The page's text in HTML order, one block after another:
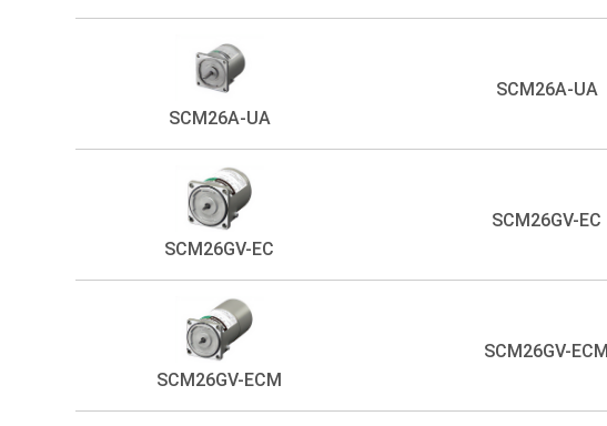
SCM26A-UA
SCM26A-UA
SCM26GV-EC
SCM26GV-EC
SCM26GV-ECM
SCM26GV-ECM